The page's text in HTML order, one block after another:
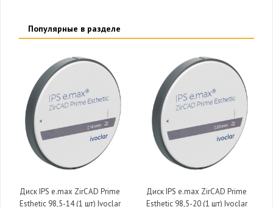
Популярные в разделе
Диск IPS e.max ZirCAD Prime
Esthetic 98,5-14 (1 шт) Ivoclar
Диск IPS e.max ZirCAD Prime
Esthetic 98,5-20 (1 шт) Ivoclar